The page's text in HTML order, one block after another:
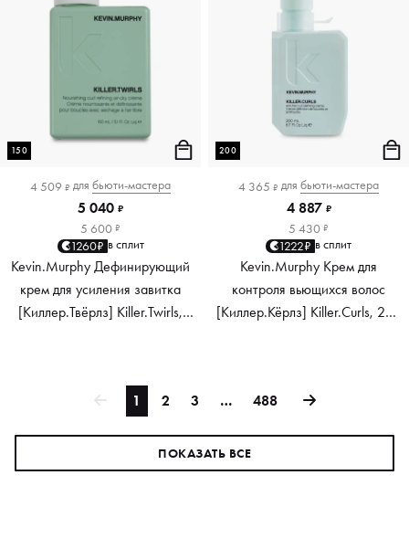
150
4 509 ₽ для бьюти-мастера
5 040 ₽
5 600 ₽
1260₽ в сплит
Kevin.Murphy Дефинирующий
крем для усиления завитка
[Киллер.Твёрлз] Killer.Twirls,
200
4 365 ₽ для бьюти-мастера
4 887 ₽
5 430 ₽
1222₽ в сплит
Kevin.Murphy Крем для
контроля вьющихся волос
[Киллер.Кёрлз] Killer.Curls, 200
1 2 3 … 488
ПОКАЗАТЬ ВСЕ